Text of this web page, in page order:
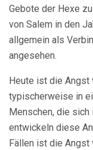
Gebote der Hexe
von Salem in den
allgemein als
angesehen.
Heute ist die
typischerweise in
Menschen, die
entwickeln diese
Fällen ist die Angst